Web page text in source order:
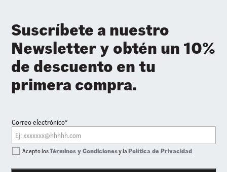
Suscríbete a nuestro
Newsletter y obtén un 10%
de descuento en tu
primera compra.
Correo electrónico*
Acepto losTérminos y Condicionesy laPolítica de Privacidad